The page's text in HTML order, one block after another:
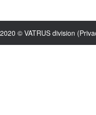
2020 © VATRUS division (